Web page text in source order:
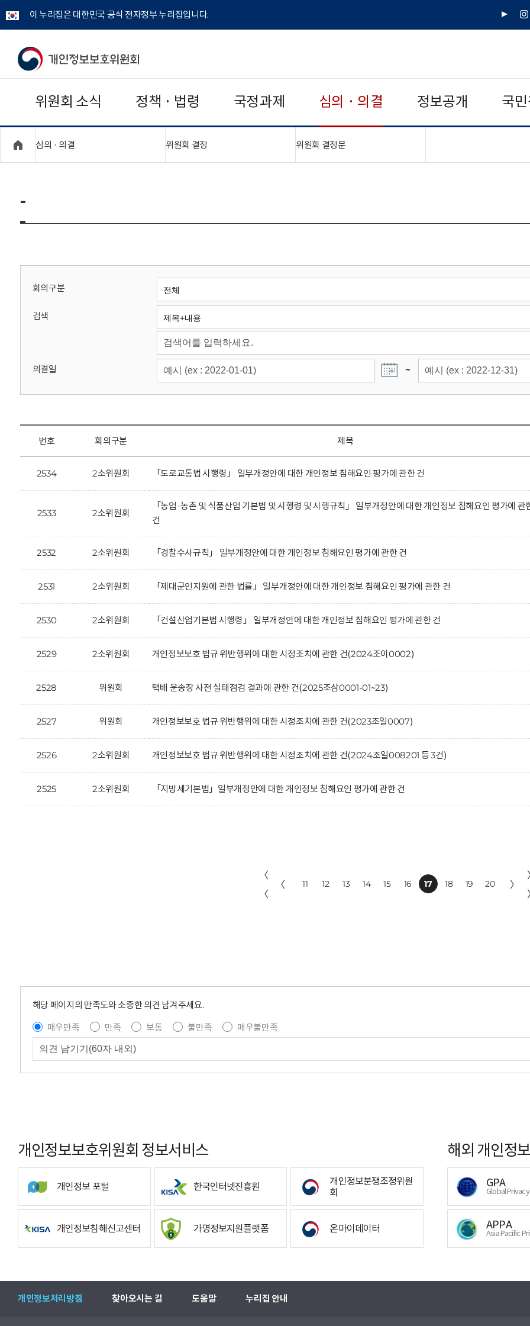
이 누리집은 대한민국 공식 전자정부 누리집입니다.
유
인
개
보
보
위
회
위원회 소식 정책 · 법령 국정과제 심의 · 의결 정보공개 국
심의 · 의결 위원회 결정 위원회 결정문"접기,펼치기"
-
회의구분
검색
의결일 ~
번호 회의구분 제목
2534 2소위원회 「도로교통법 시행령」 일부개정안에 대한 개인정보 침해요인 평가에 관한 건
2533 2소위원회
「농업·농촌 및 식품산업 기본법 및 시행령 및 시행규칙」 일부개정안에 대한 개인정보 침해요인 평가에 관
건
2532 2소위원회 「경찰수사규칙」 일부개정안에 대한 개인정보 침해요인 평가에 관한 건
2531 2소위원회 「제대군인지원에 관한 법률」 일부개정안에 대한 개인정보 침해요인 평가에 관한 건
2530 2소위원회 「건설산업기본법 시행령」 일부개정안에 대한 개인정보 침해요인 평가에 관한 건
2529 2소위원회 개인정보보호 법규 위반행위에 대한 시정조치에 관한 건(2024조이0002)
2528 위원회 택배 운송장 사전 실태점검 결과에 관한 건(2025조삼0001-01~23)
2527 위원회 개인정보보호 법규 위반행위에 대한 시정조치에 관한 건(2023조일0007)
2526 2소위원회 개인정보보호 법규 위반행위에 대한 시정조치에 관한 건(2024조일008201 등 3건)
2525 2소위원회 「지방세기본법」일부개정안에 대한 개인정보 침해요인 평가에 관한 건
〈
〈
〈 11 12 13 14 15 16 17 18 19 20 〉
해당 페이지의 만족도와 소중한 의견 남겨주세요.
매우만족
만족 보통 불만족
매우불만족
개인정보보호위원회 정보서비스
개인정보 포털 한국인터넷진흥원
개인정보분쟁조정위원
회
개인정보침해신고센터 가명정보지원플랫폼 온마이데이터
해외 개인정
GPA
Global
APPA
Asia Pacific
개인정보처리방침 찾아오시는 길 도움말 누리집 안내